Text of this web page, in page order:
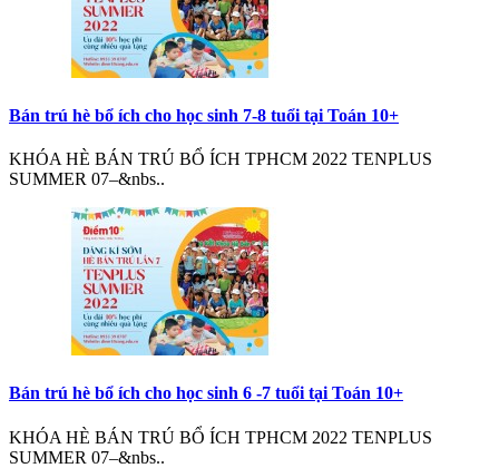
Bán trú hè bổ ích cho học sinh 7-8 tuổi tại Toán 10+
KHÓA HÈ BÁN TRÚ BỔ ÍCH TPHCM 2022 TENPLUS
SUMMER 07–&nbs..
Bán trú hè bổ ích cho học sinh 6 -7 tuổi tại Toán 10+
KHÓA HÈ BÁN TRÚ BỔ ÍCH TPHCM 2022 TENPLUS
SUMMER 07–&nbs..